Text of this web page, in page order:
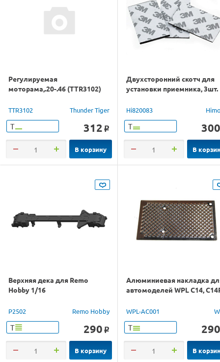
Регулируемая
моторама,.20-.46 (TTR3102)
TTR3102 Thunder Tiger
Т 312 o
В корзину
Двухсторонний скотч для
установки приемника, 3шт.
Hi820083
Т 300
В
Верхняя дека для Remo
Hobby 1/16
P2502 Remo Hobby
Т 290 o
В корзину
Алюминиевая накладка
автомоделей WPL C14,
WPL-AC001
Т 290
В